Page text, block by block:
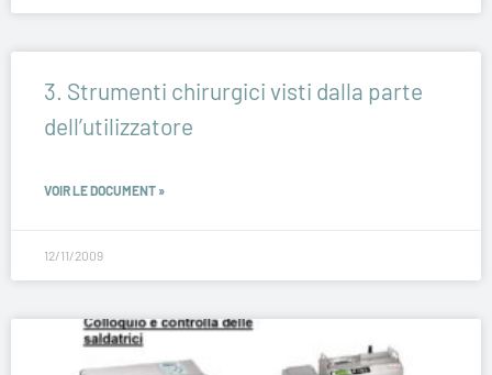
3. Strumenti chirurgici visti dalla parte
dell’utilizzatore
VOIR LE DOCUMENT »
12/11/2009